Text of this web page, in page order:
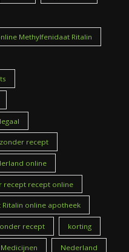
Methylfenidaat Ritalin
recept
online
recept recept online
online apotheek
recept korting
Medicijnen Nederland